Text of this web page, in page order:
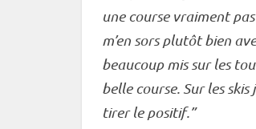
une course vraiment
m’en sors plutôt bien
beaucoup mis sur les
belle course. Sur les
tirer le positif.”